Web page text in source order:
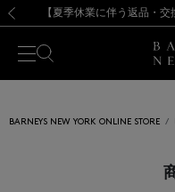
【夏季休業に伴う出
熊本県を中心とした地震
【開催中】
【夏季休業に伴う出
BARNEYS NEW YORK ONLINE STORE